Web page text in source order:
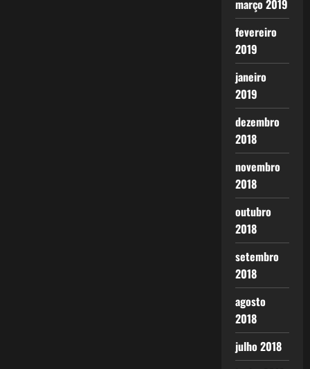
março 2019
fevereiro
2019
janeiro
2019
dezembro
2018
novembro
2018
outubro
2018
setembro
2018
agosto
2018
julho 2018